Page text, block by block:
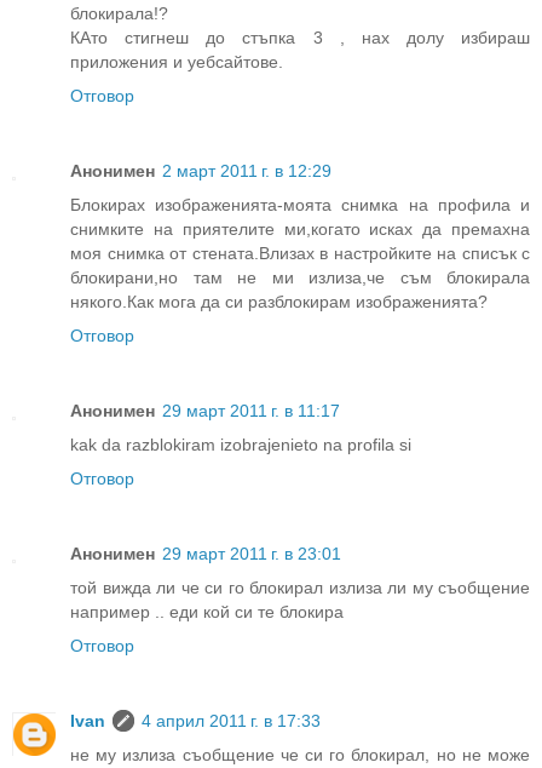
блокирала!?
КАто стигнеш до стъпка 3 , нах долу избираш
приложения и уебсайтове.
Отговор
Анонимен 2 март 2011 г. в 12:29
Блокирах изображенията-моята снимка на профила и
снимките на приятелите ми,когато исках да премахна
моя снимка от стената.Влизах в настройките на списък с
блокирани,но там не ми излиза,че съм блокирала
някого.Как мога да си разблокирам изображенията?
Отговор
Анонимен 29 март 2011 г. в 11:17
kak da razblokiram izobrajenieto na profila si
Отговор
Анонимен 29 март 2011 г. в 23:01
той вижда ли че си го блокирал излиза ли му съобщение
например .. еди кой си те блокира
Отговор
Ivan
4 април 2011 г. в 17:33
не му излиза съобщение че си го блокирал, но не може